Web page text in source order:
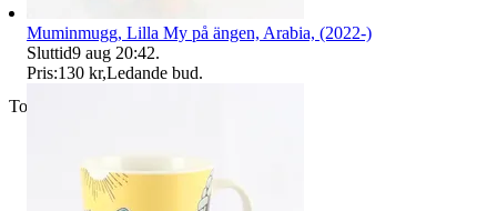
Toppsäljare
Muminmugg, Lilla My på ängen, Arabia, (2022-)
Sluttid9 aug 20:42.
Pris:130 kr,Ledande bud.